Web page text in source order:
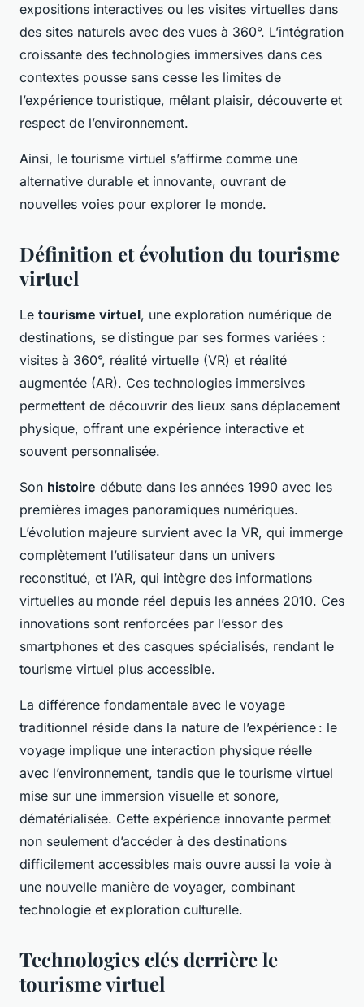
expositions interactives ou les visites virtuelles dans
des sites naturels avec des vues à 360°. L’intégration
croissante des technologies immersives dans ces
contextes pousse sans cesse les limites de
l’expérience touristique, mêlant plaisir, découverte et
respect de l’environnement.
Ainsi, le tourisme virtuel s’affirme comme une
alternative durable et innovante, ouvrant de
nouvelles voies pour explorer le monde.
Définition et évolution du tourisme
virtuel
Le tourisme virtuel, une exploration numérique de
destinations, se distingue par ses formes variées :
visites à 360°, réalité virtuelle (VR) et réalité
augmentée (AR). Ces technologies immersives
permettent de découvrir des lieux sans déplacement
physique, offrant une expérience interactive et
souvent personnalisée.
Son histoire débute dans les années 1990 avec les
premières images panoramiques numériques.
L’évolution majeure survient avec la VR, qui immerge
complètement l’utilisateur dans un univers
reconstitué, et l’AR, qui intègre des informations
virtuelles au monde réel depuis les années 2010. Ces
innovations sont renforcées par l’essor des
smartphones et des casques spécialisés, rendant le
tourisme virtuel plus accessible.
La différence fondamentale avec le voyage
traditionnel réside dans la nature de l’expérience : le
voyage implique une interaction physique réelle
avec l’environnement, tandis que le tourisme virtuel
mise sur une immersion visuelle et sonore,
dématérialisée. Cette expérience innovante permet
non seulement d’accéder à des destinations
difficilement accessibles mais ouvre aussi la voie à
une nouvelle manière de voyager, combinant
technologie et exploration culturelle.
Technologies clés derrière le
tourisme virtuel